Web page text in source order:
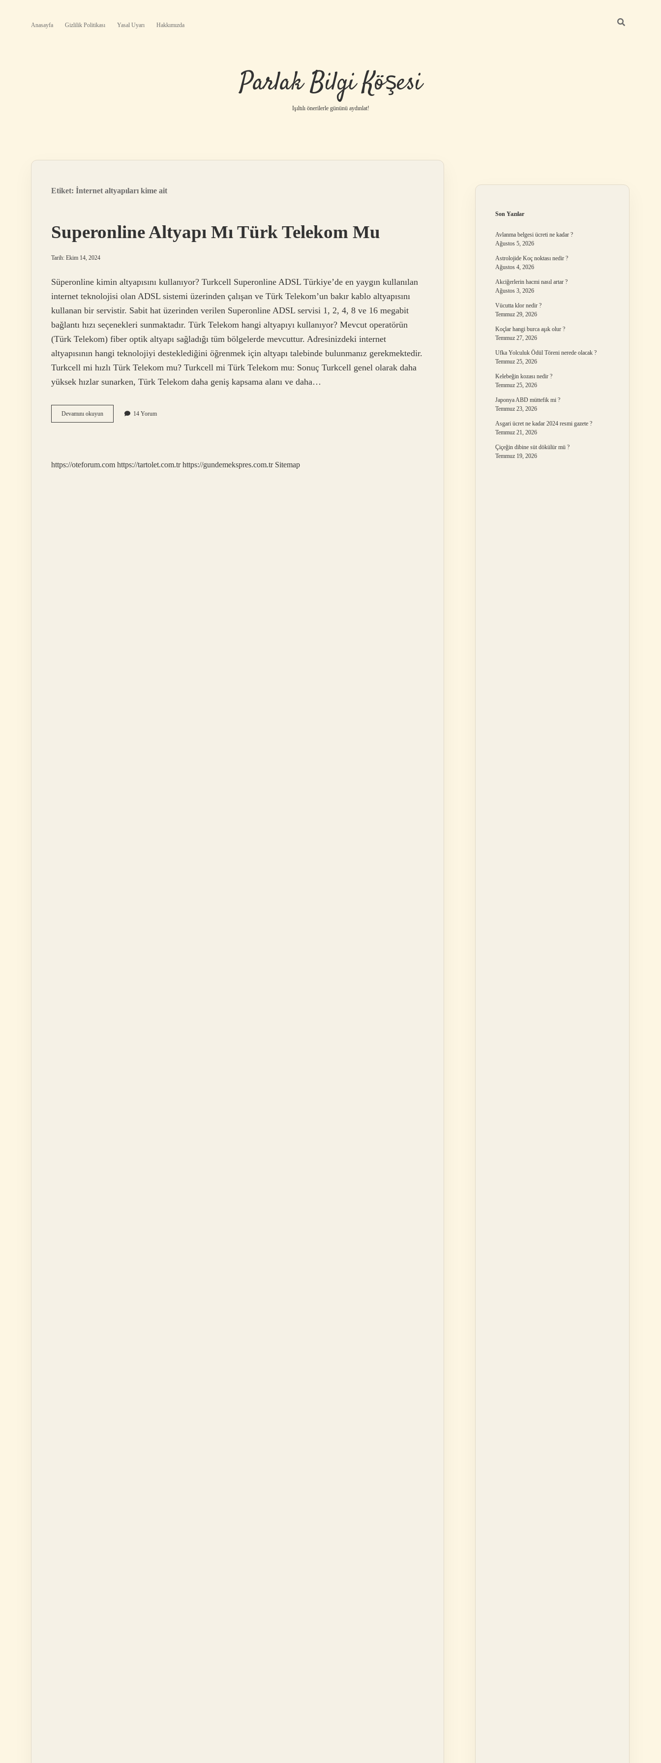
Anasayfa Gizlilik Politikası Yasal Uyarı Hakkımızda
Parlak Bilgi Köşesi
Işıltılı önerilerle gününü aydınlat!
Etiket: İnternet altyapıları kime ait
Superonline Altyapı Mı Türk Telekom Mu
Tarih: Ekim 14, 2024
Süperonline kimin altyapısını kullanıyor? Turkcell Superonline ADSL Türkiye’de en yaygın kullanılan
internet teknolojisi olan ADSL sistemi üzerinden çalışan ve Türk Telekom’un bakır kablo altyapısını
kullanan bir servistir. Sabit hat üzerinden verilen Superonline ADSL servisi 1, 2, 4, 8 ve 16 megabit
bağlantı hızı seçenekleri sunmaktadır. Türk Telekom hangi altyapıyı kullanıyor? Mevcut operatörün
(Türk Telekom) fiber optik altyapı sağladığı tüm bölgelerde mevcuttur. Adresinizdeki internet
altyapısının hangi teknolojiyi desteklediğini öğrenmek için altyapı talebinde bulunmanız gerekmektedir.
Turkcell mi hızlı Türk Telekom mu? Turkcell mi Türk Telekom mu: Sonuç Turkcell genel olarak daha
yüksek hızlar sunarken, Türk Telekom daha geniş kapsama alanı ve daha…
Devamını okuyunSuperonline
Altyapı
14 Yorum
https://oteforum.com https://tartolet.com.tr https://gundemekspres.com.tr Sitemap
Son Yazılar
Avlanma belgesi ücreti ne kadar ?
Ağustos 5, 2026
Astrolojide Koç noktası nedir ?
Ağustos 4, 2026
Akciğerlerin hacmi nasıl artar ?
Ağustos 3, 2026
Vücutta klor nedir ?
Temmuz 29, 2026
Koçlar hangi burca aşık olur ?
Temmuz 27, 2026
Ufka Yolculuk Ödül Töreni nerede olacak ?
Temmuz 25, 2026
Kelebeğin kozası nedir ?
Temmuz 25, 2026
Japonya ABD müttefik mi ?
Temmuz 23, 2026
Asgari ücret ne kadar 2024 resmi gazete ?
Temmuz 21, 2026
Çiçeğin dibine süt dökülür mü ?
Temmuz 19, 2026